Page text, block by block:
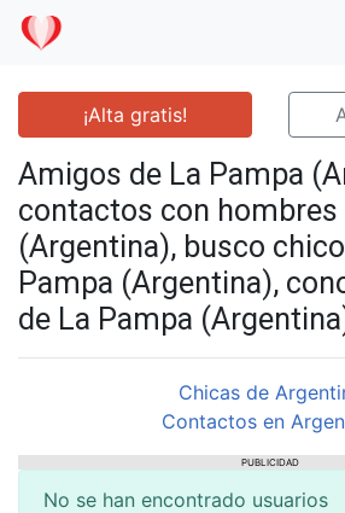
¡Alta gratis!
Amigos de La Pampa
contactos con hombres
(Argentina), busco
Pampa (Argentina),
de La Pampa
Chicas de
Contactos en
PUBLICIDAD
No se han encontrado usuarios